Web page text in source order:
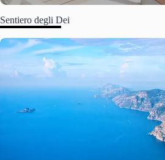
Sentiero degli Dei